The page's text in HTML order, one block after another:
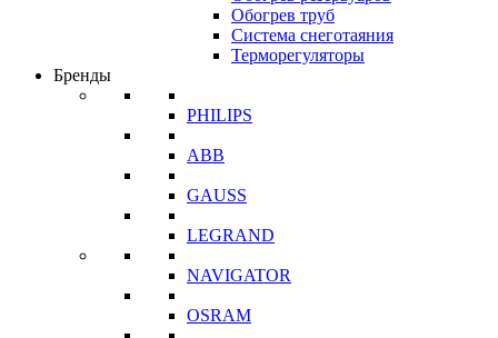
Обогрев труб
Система снеготаяния
Терморегуляторы
Бренды
PHILIPS
ABB
GAUSS
LEGRAND
NAVIGATOR
OSRAM